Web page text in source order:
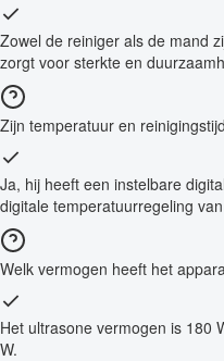
Zowel de reiniger als de mand
zorgt voor sterkte en
Zijn temperatuur en
Ja, hij heeft een instelbare
digitale temperatuurregeling
Welk vermogen heeft het
Het ultrasone vermogen is 180
W.